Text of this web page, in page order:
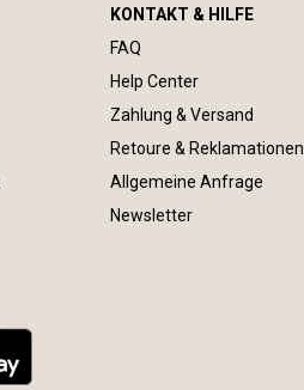
KONTAKT & HILFE
FAQ
Help Center
Zahlung & Versand
Retoure & Reklamationen
Allgemeine Anfrage
Newsletter